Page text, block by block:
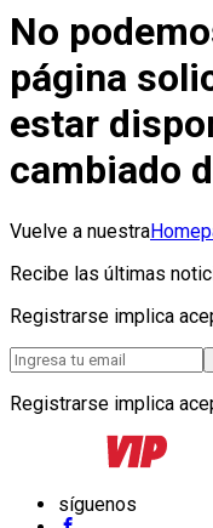
No
página
estar
cambiado
Vuelve a nuestra
Recibe las últimas
Registrarse implica
Registrarse implica
síguenos